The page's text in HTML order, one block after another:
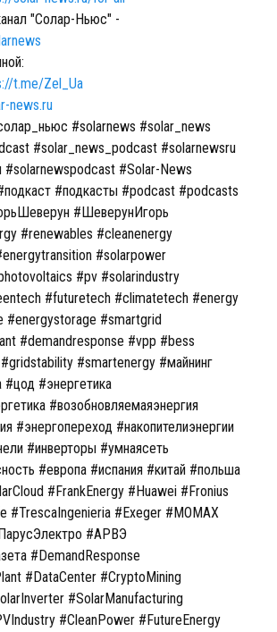
"Солар-Ньюс" -
t.me/Zel_Ua
news.ru
#solarnews #solar_news
#solar_news_podcast #solarnewsru
#solarnewspodcast #Solar-News
#подкасты #podcast #podcasts
#ШеверунИгорь
#renewables #cleanenergy
#solarpower
#pv #solarindustry
#futuretech #climatetech #energy
#energystorage #smartgrid
#demandresponse #vpp #bess
#smartenergy #майнинг
#цод #энергетика
#возобновляемаяэнергия
#энергопереход #накопителиэнергии
#инверторы #умнаясеть
#европа #испания #китай #польша
#FrankEnergy #Huawei #Fronius
#TrescaIngenieria #Exeger #MOMAX
#АРВЭ
#DemandResponse
#DataCenter #CryptoMining
#SolarManufacturing
#CleanPower #FutureEnergy